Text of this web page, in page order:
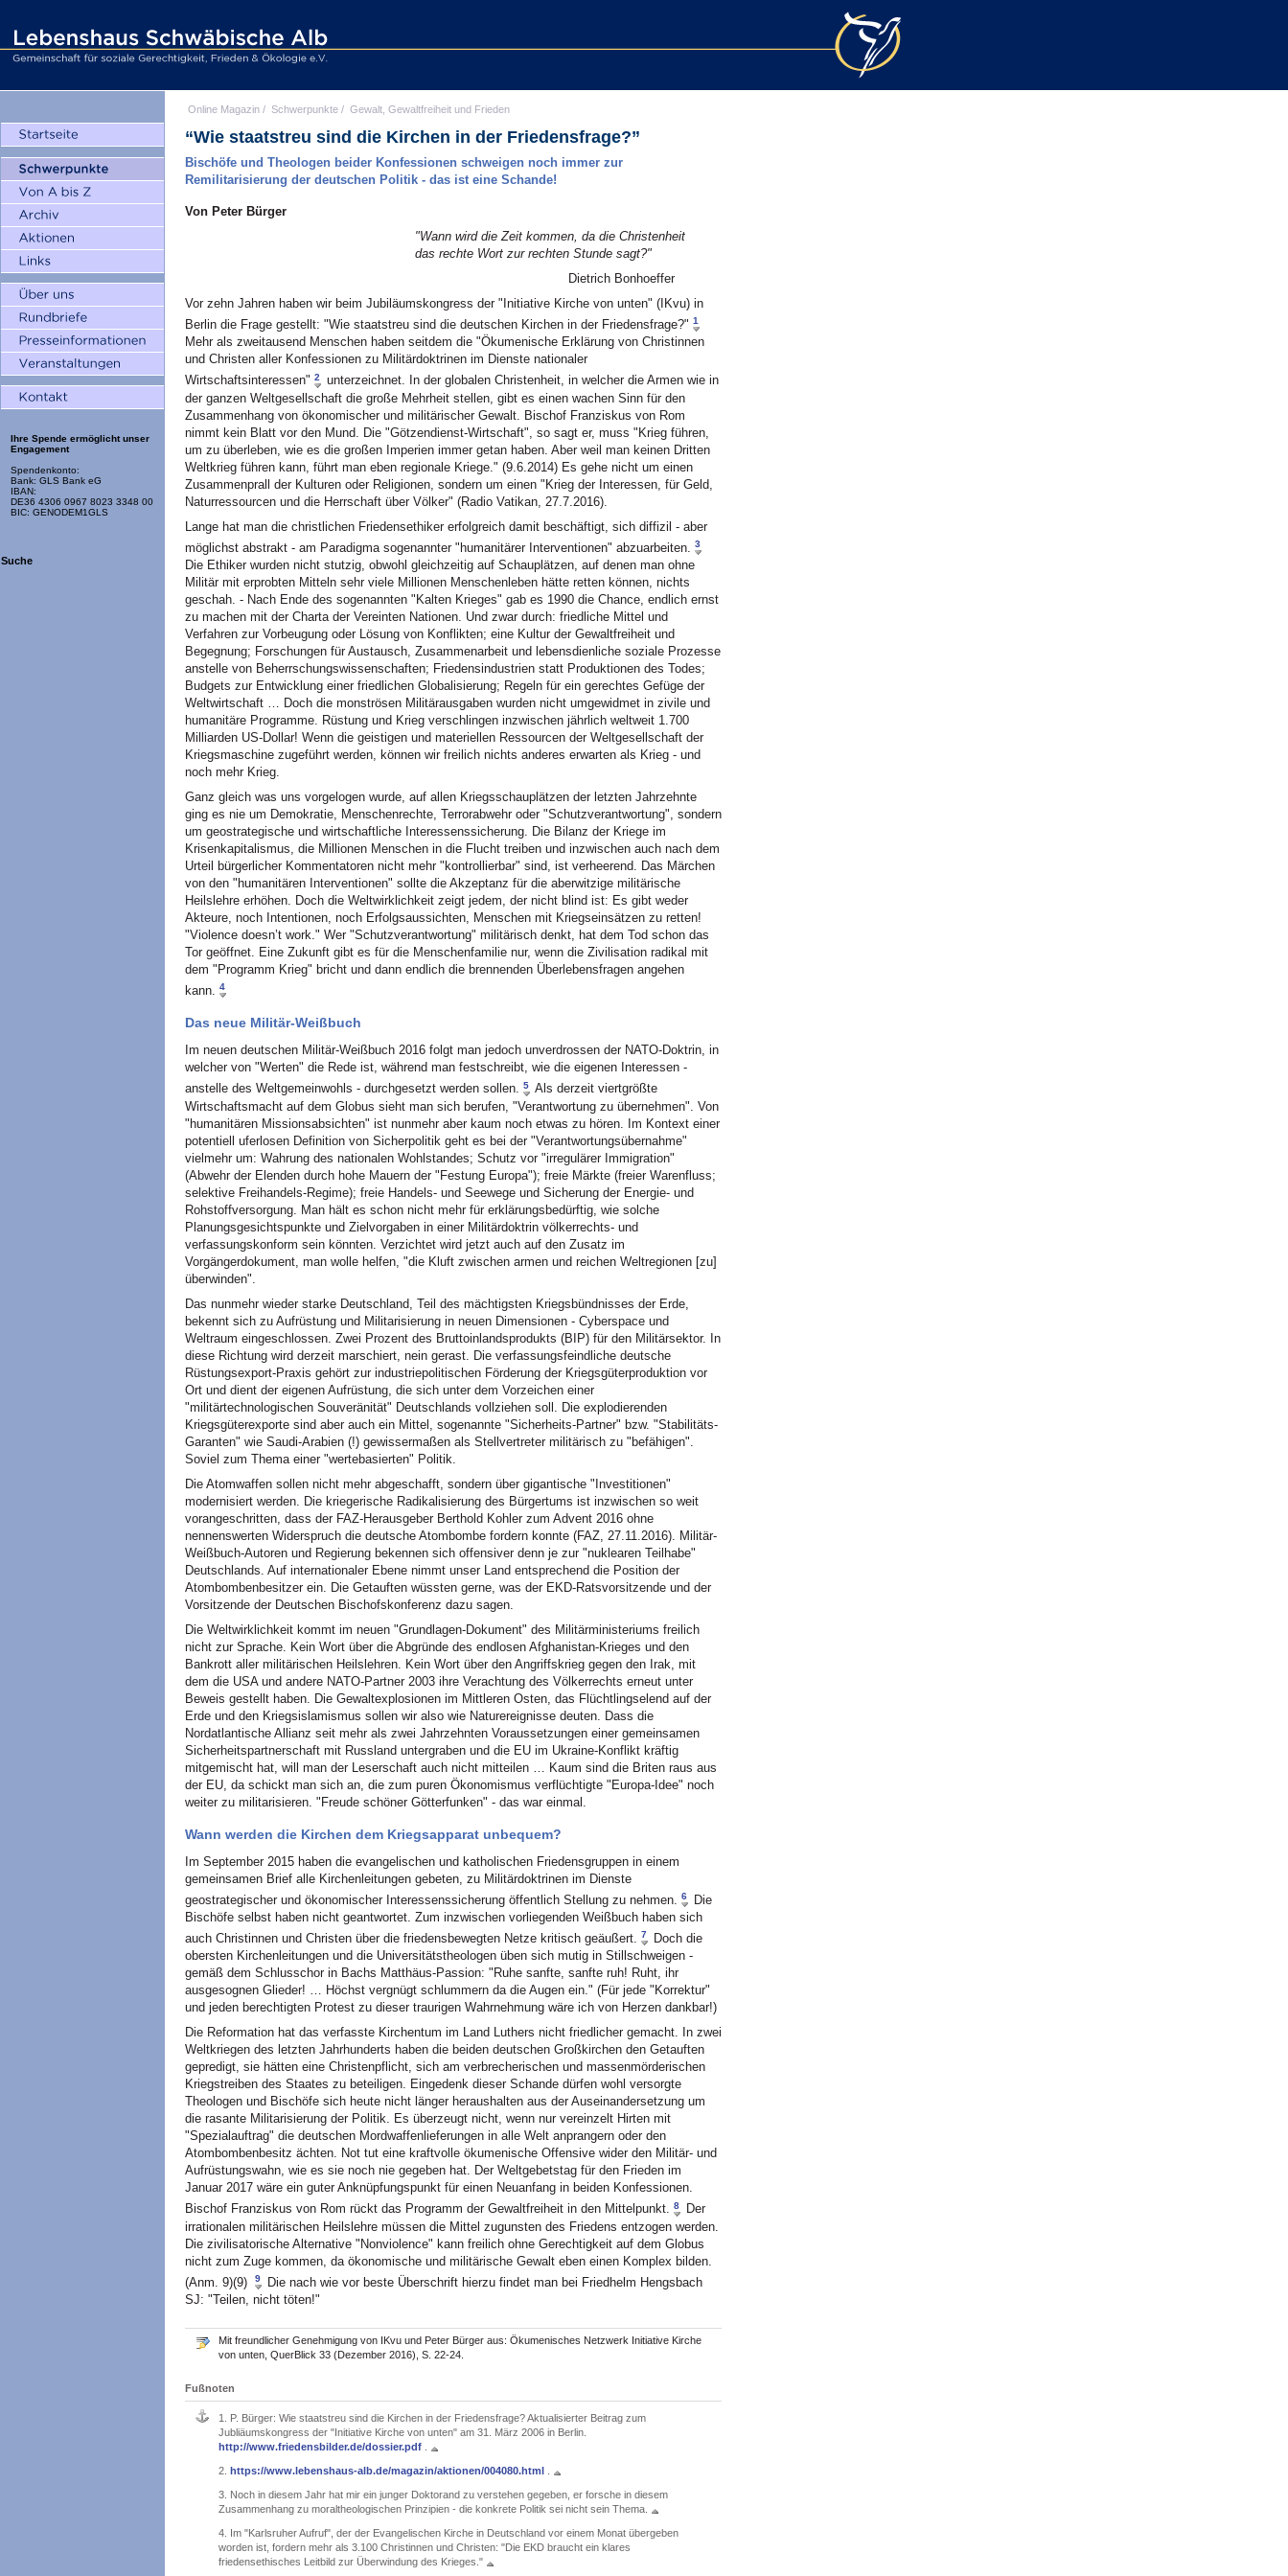
Ihre Spende ermöglicht unser
Engagement
Spendenkonto:
Bank: GLS Bank eG
IBAN:
DE36 4306 0967 8023 3348 00
BIC: GENODEM1GLS
Suche
Online Magazin / Schwerpunkte / Gewalt, Gewaltfreiheit und Frieden
“Wie staatstreu sind die Kirchen in der Friedensfrage?”
Bischöfe und Theologen beider Konfessionen schweigen noch immer zur
Remilitarisierung der deutschen Politik - das ist eine Schande!
Von Peter Bürger
"Wann wird die Zeit kommen, da die Christenheit
das rechte Wort zur rechten Stunde sagt?"
Dietrich Bonhoeffer
Vor zehn Jahren haben wir beim Jubiläumskongress der "Initiative Kirche von unten" (IKvu) in
Berlin die Frage gestellt: "Wie staatstreu sind die deutschen Kirchen in der Friedensfrage?" 1
Mehr als zweitausend Menschen haben seitdem die "Ökumenische Erklärung von Christinnen
und Christen aller Konfessionen zu Militärdoktrinen im Dienste nationaler
Wirtschaftsinteressen" 2
unterzeichnet. In der globalen Christenheit, in welcher die Armen wie in
der ganzen Weltgesellschaft die große Mehrheit stellen, gibt es einen wachen Sinn für den
Zusammenhang von ökonomischer und militärischer Gewalt. Bischof Franziskus von Rom
nimmt kein Blatt vor den Mund. Die "Götzendienst-Wirtschaft", so sagt er, muss "Krieg führen,
um zu überleben, wie es die großen Imperien immer getan haben. Aber weil man keinen Dritten
Weltkrieg führen kann, führt man eben regionale Kriege." (9.6.2014) Es gehe nicht um einen
Zusammenprall der Kulturen oder Religionen, sondern um einen "Krieg der Interessen, für Geld,
Naturressourcen und die Herrschaft über Völker" (Radio Vatikan, 27.7.2016).
Lange hat man die christlichen Friedensethiker erfolgreich damit beschäftigt, sich diffizil - aber
möglichst abstrakt - am Paradigma sogenannter "humanitärer Interventionen" abzuarbeiten.
3
Die Ethiker wurden nicht stutzig, obwohl gleichzeitig auf Schauplätzen, auf denen man ohne
Militär mit erprobten Mitteln sehr viele Millionen Menschenleben hätte retten können, nichts
geschah. - Nach Ende des sogenannten "Kalten Krieges" gab es 1990 die Chance, endlich ernst
zu machen mit der Charta der Vereinten Nationen. Und zwar durch: friedliche Mittel und
Verfahren zur Vorbeugung oder Lösung von Konflikten; eine Kultur der Gewaltfreiheit und
Begegnung; Forschungen für Austausch, Zusammenarbeit und lebensdienliche soziale Prozesse
anstelle von Beherrschungswissenschaften; Friedensindustrien statt Produktionen des Todes;
Budgets zur Entwicklung einer friedlichen Globalisierung; Regeln für ein gerechtes Gefüge der
Weltwirtschaft … Doch die monströsen Militärausgaben wurden nicht umgewidmet in zivile und
humanitäre Programme. Rüstung und Krieg verschlingen inzwischen jährlich weltweit 1.700
Milliarden US-Dollar! Wenn die geistigen und materiellen Ressourcen der Weltgesellschaft der
Kriegsmaschine zugeführt werden, können wir freilich nichts anderes erwarten als Krieg - und
noch mehr Krieg.
Ganz gleich was uns vorgelogen wurde, auf allen Kriegsschauplätzen der letzten Jahrzehnte
ging es nie um Demokratie, Menschenrechte, Terrorabwehr oder "Schutzverantwortung", sondern
um geostrategische und wirtschaftliche Interessenssicherung. Die Bilanz der Kriege im
Krisenkapitalismus, die Millionen Menschen in die Flucht treiben und inzwischen auch nach dem
Urteil bürgerlicher Kommentatoren nicht mehr "kontrollierbar" sind, ist verheerend. Das Märchen
von den "humanitären Interventionen" sollte die Akzeptanz für die aberwitzige militärische
Heilslehre erhöhen. Doch die Weltwirklichkeit zeigt jedem, der nicht blind ist: Es gibt weder
Akteure, noch Intentionen, noch Erfolgsaussichten, Menschen mit Kriegseinsätzen zu retten!
"Violence doesn’t work." Wer "Schutzverantwortung" militärisch denkt, hat dem Tod schon das
Tor geöffnet. Eine Zukunft gibt es für die Menschenfamilie nur, wenn die Zivilisation radikal mit
dem "Programm Krieg" bricht und dann endlich die brennenden Überlebensfragen angehen
kann. 4
Das neue Militär-Weißbuch
Im neuen deutschen Militär-Weißbuch 2016 folgt man jedoch unverdrossen der NATO-Doktrin, in
welcher von "Werten" die Rede ist, während man festschreibt, wie die eigenen Interessen -
anstelle des Weltgemeinwohls - durchgesetzt werden sollen. 5 Als derzeit viertgrößte
Wirtschaftsmacht auf dem Globus sieht man sich berufen, "Verantwortung zu übernehmen". Von
"humanitären Missionsabsichten" ist nunmehr aber kaum noch etwas zu hören. Im Kontext einer
potentiell uferlosen Definition von Sicherpolitik geht es bei der "Verantwortungsübernahme"
vielmehr um: Wahrung des nationalen Wohlstandes; Schutz vor "irregulärer Immigration"
(Abwehr der Elenden durch hohe Mauern der "Festung Europa"); freie Märkte (freier Warenfluss;
selektive Freihandels-Regime); freie Handels- und Seewege und Sicherung der Energie- und
Rohstoffversorgung. Man hält es schon nicht mehr für erklärungsbedürftig, wie solche
Planungsgesichtspunkte und Zielvorgaben in einer Militärdoktrin völkerrechts- und
verfassungskonform sein könnten. Verzichtet wird jetzt auch auf den Zusatz im
Vorgängerdokument, man wolle helfen, "die Kluft zwischen armen und reichen Weltregionen [zu]
überwinden".
Das nunmehr wieder starke Deutschland, Teil des mächtigsten Kriegsbündnisses der Erde,
bekennt sich zu Aufrüstung und Militarisierung in neuen Dimensionen - Cyberspace und
Weltraum eingeschlossen. Zwei Prozent des Bruttoinlandsprodukts (BIP) für den Militärsektor. In
diese Richtung wird derzeit marschiert, nein gerast. Die verfassungsfeindliche deutsche
Rüstungsexport-Praxis gehört zur industriepolitischen Förderung der Kriegsgüterproduktion vor
Ort und dient der eigenen Aufrüstung, die sich unter dem Vorzeichen einer
"militärtechnologischen Souveränität" Deutschlands vollziehen soll. Die explodierenden
Kriegsgüterexporte sind aber auch ein Mittel, sogenannte "Sicherheits-Partner" bzw. "Stabilitäts-
Garanten" wie Saudi-Arabien (!) gewissermaßen als Stellvertreter militärisch zu "befähigen".
Soviel zum Thema einer "wertebasierten" Politik.
Die Atomwaffen sollen nicht mehr abgeschafft, sondern über gigantische "Investitionen"
modernisiert werden. Die kriegerische Radikalisierung des Bürgertums ist inzwischen so weit
vorangeschritten, dass der FAZ-Herausgeber Berthold Kohler zum Advent 2016 ohne
nennenswerten Widerspruch die deutsche Atombombe fordern konnte (FAZ, 27.11.2016). Militär-
Weißbuch-Autoren und Regierung bekennen sich offensiver denn je zur "nuklearen Teilhabe"
Deutschlands. Auf internationaler Ebene nimmt unser Land entsprechend die Position der
Atombombenbesitzer ein. Die Getauften wüssten gerne, was der EKD-Ratsvorsitzende und der
Vorsitzende der Deutschen Bischofskonferenz dazu sagen.
Die Weltwirklichkeit kommt im neuen "Grundlagen-Dokument" des Militärministeriums freilich
nicht zur Sprache. Kein Wort über die Abgründe des endlosen Afghanistan-Krieges und den
Bankrott aller militärischen Heilslehren. Kein Wort über den Angriffskrieg gegen den Irak, mit
dem die USA und andere NATO-Partner 2003 ihre Verachtung des Völkerrechts erneut unter
Beweis gestellt haben. Die Gewaltexplosionen im Mittleren Osten, das Flüchtlingselend auf der
Erde und den Kriegsislamismus sollen wir also wie Naturereignisse deuten. Dass die
Nordatlantische Allianz seit mehr als zwei Jahrzehnten Voraussetzungen einer gemeinsamen
Sicherheitspartnerschaft mit Russland untergraben und die EU im Ukraine-Konflikt kräftig
mitgemischt hat, will man der Leserschaft auch nicht mitteilen … Kaum sind die Briten raus aus
der EU, da schickt man sich an, die zum puren Ökonomismus verflüchtigte "Europa-Idee" noch
weiter zu militarisieren. "Freude schöner Götterfunken" - das war einmal.
Wann werden die Kirchen dem Kriegsapparat unbequem?
Im September 2015 haben die evangelischen und katholischen Friedensgruppen in einem
gemeinsamen Brief alle Kirchenleitungen gebeten, zu Militärdoktrinen im Dienste
geostrategischer und ökonomischer Interessenssicherung öffentlich Stellung zu nehmen.
6
Die
Bischöfe selbst haben nicht geantwortet. Zum inzwischen vorliegenden Weißbuch haben sich
auch Christinnen und Christen über die friedensbewegten Netze kritisch geäußert. 7
Doch die
obersten Kirchenleitungen und die Universitätstheologen üben sich mutig in Stillschweigen -
gemäß dem Schlusschor in Bachs Matthäus-Passion: "Ruhe sanfte, sanfte ruh! Ruht, ihr
ausgesognen Glieder! … Höchst vergnügt schlummern da die Augen ein." (Für jede "Korrektur"
und jeden berechtigten Protest zu dieser traurigen Wahrnehmung wäre ich von Herzen dankbar!)
Die Reformation hat das verfasste Kirchentum im Land Luthers nicht friedlicher gemacht. In zwei
Weltkriegen des letzten Jahrhunderts haben die beiden deutschen Großkirchen den Getauften
gepredigt, sie hätten eine Christenpflicht, sich am verbrecherischen und massenmörderischen
Kriegstreiben des Staates zu beteiligen. Eingedenk dieser Schande dürfen wohl versorgte
Theologen und Bischöfe sich heute nicht länger heraushalten aus der Auseinandersetzung um
die rasante Militarisierung der Politik. Es überzeugt nicht, wenn nur vereinzelt Hirten mit
"Spezialauftrag" die deutschen Mordwaffenlieferungen in alle Welt anprangern oder den
Atombombenbesitz ächten. Not tut eine kraftvolle ökumenische Offensive wider den Militär- und
Aufrüstungswahn, wie es sie noch nie gegeben hat. Der Weltgebetstag für den Frieden im
Januar 2017 wäre ein guter Anknüpfungspunkt für einen Neuanfang in beiden Konfessionen.
Bischof Franziskus von Rom rückt das Programm der Gewaltfreiheit in den Mittelpunkt. 8
Der
irrationalen militärischen Heilslehre müssen die Mittel zugunsten des Friedens entzogen werden.
Die zivilisatorische Alternative "Nonviolence" kann freilich ohne Gerechtigkeit auf dem Globus
nicht zum Zuge kommen, da ökonomische und militärische Gewalt eben einen Komplex bilden.
(Anm. 9)(9)
9
Die nach wie vor beste Überschrift hierzu findet man bei Friedhelm Hengsbach
SJ: "Teilen, nicht töten!"
Mit freundlicher Genehmigung von IKvu und Peter Bürger aus: Ökumenisches Netzwerk Initiative Kirche
von unten, QuerBlick 33 (Dezember 2016), S. 22-24.
Fußnoten
1. P. Bürger: Wie staatstreu sind die Kirchen in der Friedensfrage? Aktualisierter Beitrag zum
Jubliäumskongress der "Initiative Kirche von unten" am 31. März 2006 in Berlin.
http://www.friedensbilder.de/dossier.pdf
2. https://www.lebenshaus-alb.de/magazin/aktionen/004080.html
3. Noch in diesem Jahr hat mir ein junger Doktorand zu verstehen gegeben, er forsche in diesem
Zusammenhang zu moraltheologischen Prinzipien - die konkrete Politik sei nicht sein Thema.
4. Im "Karlsruher Aufruf", der der Evangelischen Kirche in Deutschland vor einem Monat übergeben
worden ist, fordern mehr als 3.100 Christinnen und Christen: "Die EKD braucht ein klares
friedensethisches Leitbild zur Überwindung des Krieges."